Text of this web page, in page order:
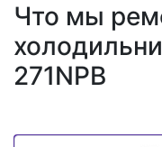
Что мы
271NPB